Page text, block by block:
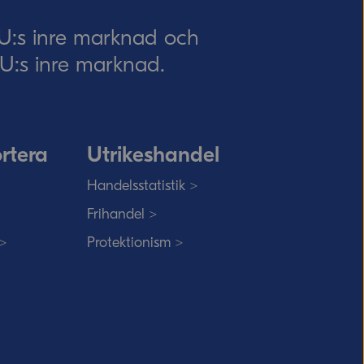
inre marknad och
inre marknad.
Utrikeshandel
Handelsstatistik >
Frihandel >
Protektionism >